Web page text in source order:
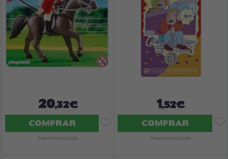
20,32€
COMPRAR
Imposto Incluído
1,52€
COMPRAR
Imposto Incluído